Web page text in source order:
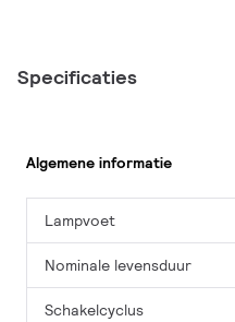
Specificaties
Algemene informatie
Lampvoet
Nominale levensduur
Schakelcyclus